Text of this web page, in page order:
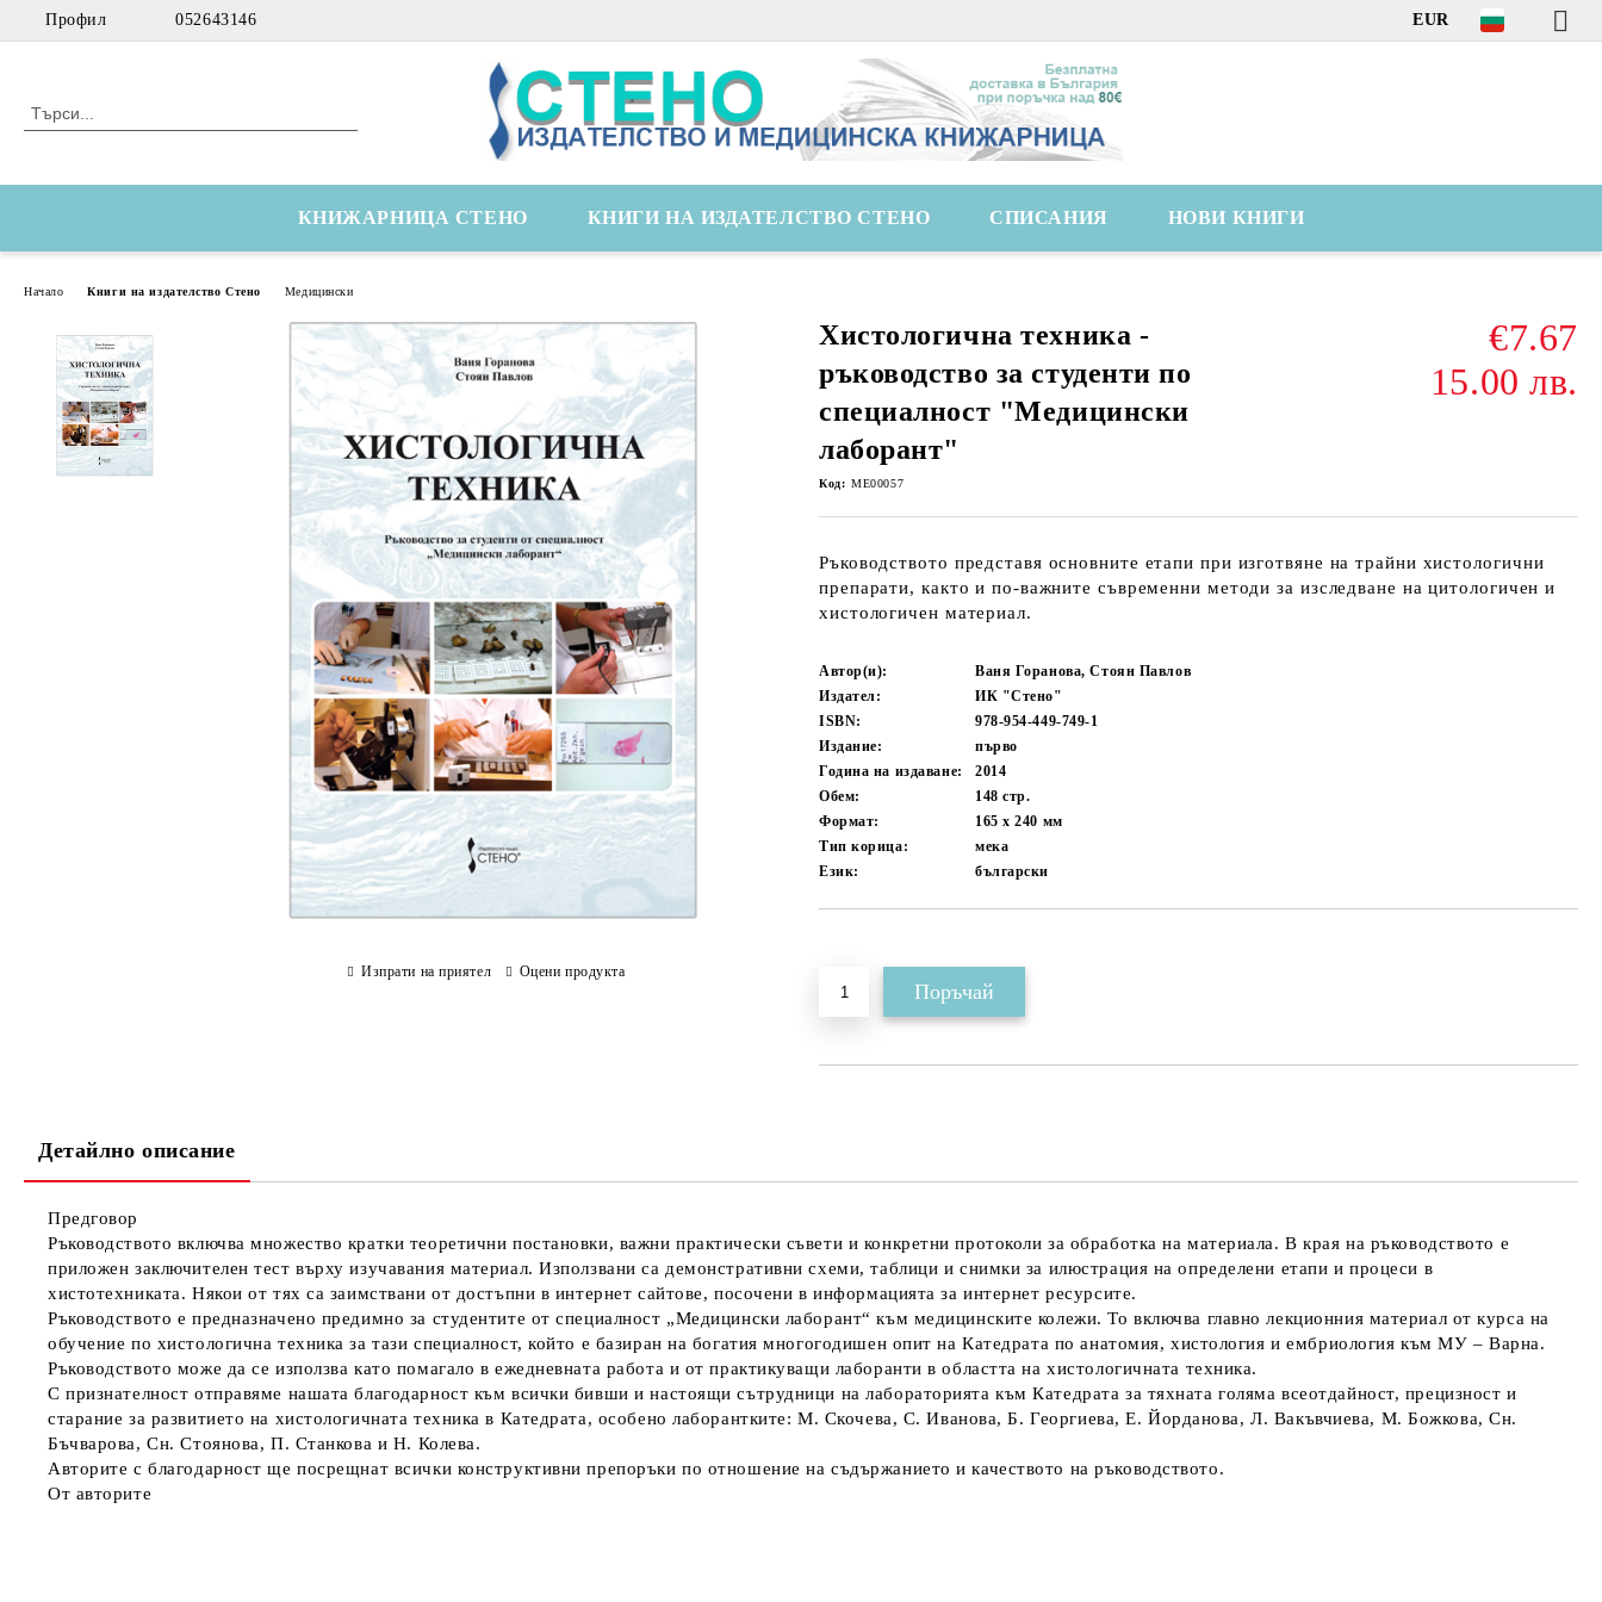
Профил 052643146 EUR
КНИЖАРНИЦА СТЕНО КНИГИ НА ИЗДАТЕЛСТВО СТЕНО СПИСАНИЯ НОВИ КНИГИ
Начало Книги на издателство Стено Медицински
Хистологична техника -
ръководство за студенти по
специалност "Медицински
лаборант"
€7.67
15.00 лв.
Код: ME00057
Ръководството представя основните етапи при изготвяне на трайни хистологични
препарати, както и по-важните съвременни методи за изследване на цитологичен и
хистологичен материал.
Автор(и):
Ваня Горанова, Стоян Павлов
Издател:
ИК "Стено"
ISBN:
978-954-449-749-1
Издание:
първо
Година на издаване:
2014
Обем:
148стр.
Формат:
165 x 240 мм
Тип корица:
мека
Език:
български
Изпрати на приятел Оцени продукта
Детайлно описание
Предговор
Ръководството включва множество кратки теоретични постановки, важни практически съвети и конкретни протоколи за обработка на материала. В края на ръководството е
приложен заключителен тест върху изучавания материал. Използвани са демонстративни схеми, таблици и снимки за илюстрация на определени етапи и процеси в
хистотехниката. Някои от тях са заимствани от достъпни в интернет сайтове, посочени в информацията за интернет ресурсите.
Ръководството е предназначено предимно за студентите от специалност „Медицински лаборант“ към медицинските колежи. То включва главно лекционния материал от курса на
обучение по хистологична техника за тази специалност, който е базиран на богатия многогодишен опит на Катедрата по анатомия, хистология и ембриология към МУ – Варна.
Ръководството може да се използва като помагало в ежедневната работа и от практикуващи лаборанти в областта на хистологичната техника.
С признателност отправяме нашата благодарност към всички бивши и настоящи сътрудници на лабораторията към Катедрата за тяхната голяма всеотдайност, прецизност и
старание за развитието на хистологичната техника в Катедрата, особено лаборантките: М. Скочева, С. Иванова, Б. Георгиева, Е. Йорданова, Л. Вакъвчиева, М. Божкова, Сн.
Бъчварова, Сн. Стоянова, П. Станкова и Н. Колева.
Авторите с благодарност ще посрещнат всички конструктивни препоръки по отношение на съдържанието и качеството на ръководството.
От авторите